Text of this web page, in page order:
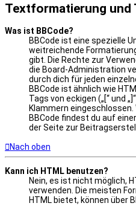
Textformatierung und
Was ist BBCode?
BBCode ist eine spezielle
weitreichende
gibt. Die Rechte zur
die Board-Administration
durch dich für jeden
BBCode ist ähnlich wie
Tags von eckigen („[“ und
Klammern
BBCode findest du auf
der Seite zur
Nach oben
Kann ich HTML benutzen?
Nein, es ist nicht möglich,
verwenden. Die meisten
HTML bietet, können über